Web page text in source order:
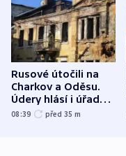
Rusové útočili na
Charkov a Oděsu.
Údery hlásí i úřady v
Bělgorodu
08:39 před 35 m